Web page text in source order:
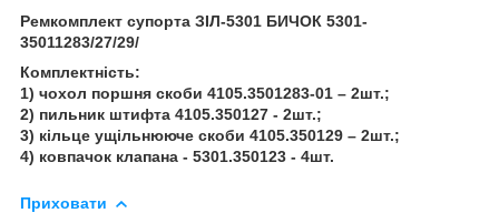
Ремкомплект супорта ЗІЛ-5301 БИЧОК 5301-
35011283/27/29/
Комплектність:
1) чохол поршня скоби 4105.3501283-01 – 2шт.;
2) пильник штифта 4105.350127 - 2шт.;
3) кільце ущільнююче скоби 4105.350129 – 2шт.;
4) ковпачок клапана - 5301.350123 - 4шт.
Приховати